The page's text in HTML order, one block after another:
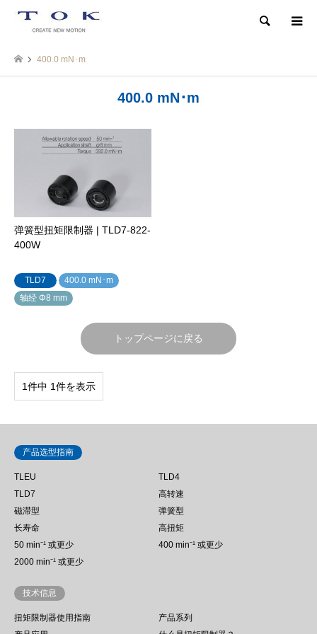
検索
400.0 mN･m
400.0 mN･m
弹簧型扭矩限制器 | TLD7-822-
400W
TLD7
400.0 mN･m
轴经 Φ8 mm
トップページに戻る
1件中 1件を表示
产品选型指南
TLEU
TLD4
TLD7
高转速
磁滞型
弹簧型
长寿命
高扭矩
50 min⁻¹ 或更少
400 min⁻¹ 或更少
2000 min⁻¹ 或更少
技术信息
扭矩限制器使用指南
产品系列